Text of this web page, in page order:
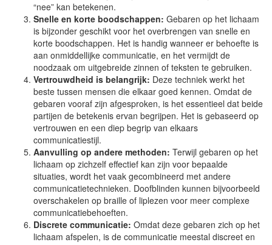
“nee” kan betekenen.
Snelle en korte boodschappen: Gebaren op het lichaam
is bijzonder geschikt voor het overbrengen van snelle en
korte boodschappen. Het is handig wanneer er behoefte is
aan onmiddellijke communicatie, en het vermijdt de
noodzaak om uitgebreide zinnen of teksten te gebruiken.
Vertrouwdheid is belangrijk: Deze techniek werkt het
beste tussen mensen die elkaar goed kennen. Omdat de
gebaren vooraf zijn afgesproken, is het essentieel dat beide
partijen de betekenis ervan begrijpen. Het is gebaseerd op
vertrouwen en een diep begrip van elkaars
communicatiestijl.
Aanvulling op andere methoden: Terwijl gebaren op het
lichaam op zichzelf effectief kan zijn voor bepaalde
situaties, wordt het vaak gecombineerd met andere
communicatietechnieken. Doofblinden kunnen bijvoorbeeld
overschakelen op braille of liplezen voor meer complexe
communicatiebehoeften.
Discrete communicatie: Omdat deze gebaren zich op het
lichaam afspelen, is de communicatie meestal discreet en